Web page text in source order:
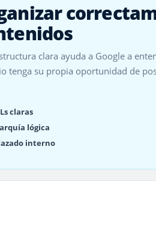
clara ayuda a Google a
tenga su propia oportunidad de
claras
lógica
interno